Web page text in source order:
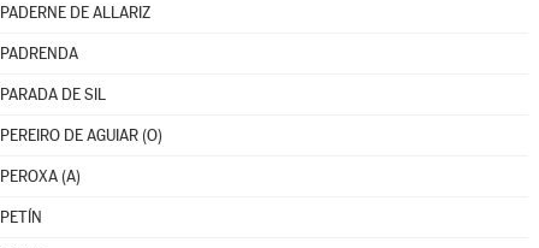
PADERNE DE ALLARIZ
PADRENDA
PARADA DE SIL
PEREIRO DE AGUIAR (O)
PEROXA (A)
PETÍN